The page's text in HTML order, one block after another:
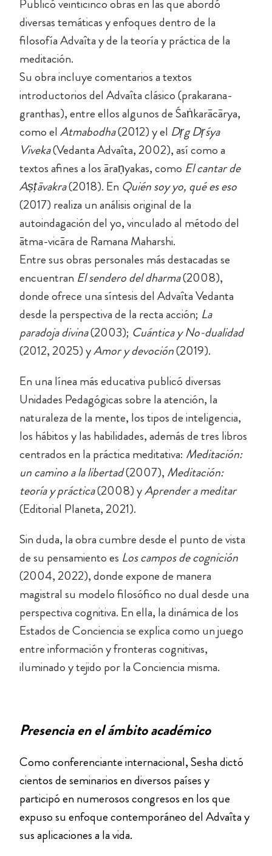
Publicó veinticinco obras en las que abordó
diversas temáticas y enfoques dentro de la
filosofía Advaîta y de la teoría y práctica de la
meditación.
Su obra incluye comentarios a textos
introductorios del Advaîta clásico (prakarana-
granthas), entre ellos algunos de Śaṅkarācārya,
como elAtmabodha(2012) y el Dṛg Dṛśya
Viveka(Vedanta Advaîta, 2002), así como a
textos afines a los āraṇyakas, como El cantar de
Aṣṭāvakra(2018). En Quién soy yo, qué es eso
(2017) realiza un análisis original de la
autoindagación del yo, vinculado al método del
ātma-vicāra de Ramana Maharshi.
Entre sus obras personales más destacadas se
encuentran El sendero del dharma(2008),
donde ofrece una síntesis del Advaîta Vedanta
desde la perspectiva de la recta acción; La
paradoja divina(2003); Cuántica y No-dualidad
(2012, 2025) yAmor y devoción(2019).
En una línea más educativa publicó diversas
Unidades Pedagógicas sobre la atención, la
naturaleza de la mente, los tipos de inteligencia,
los hábitos y las habilidades, además de tres libros
centrados en la práctica meditativa: Meditación:
un camino a la libertad(2007), Meditación:
teoría y práctica(2008) yAprender a meditar
(Editorial Planeta, 2021).
Sin duda, la obra cumbre desde el punto de vista
de su pensamiento es Los campos de cognición
(2004, 2022), donde expone de manera
magistral su modelo filosófico no dual desde una
perspectiva cognitiva. En ella, la dinámica de los
Estados de Conciencia se explica como un juego
entre información y fronteras cognitivas,
iluminado y tejido por la Conciencia misma.
Presencia en el ámbito académico
Como conferenciante internacional, Sesha dictó
cientos de seminarios en diversos países y
participó en numerosos congresos en los que
expuso su enfoque contemporáneo del Advaîta y
sus aplicaciones a la vida.